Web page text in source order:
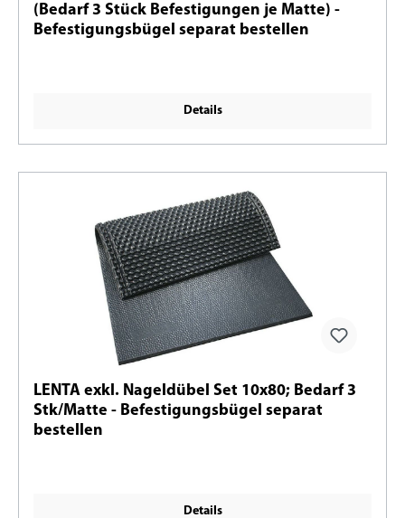
(Bedarf 3 Stück Befestigungen je Matte) -
Befestigungsbügel separat bestellen
Details
LENTA exkl. Nageldübel Set 10x80; Bedarf 3
Stk/Matte - Befestigungsbügel separat
bestellen
Details